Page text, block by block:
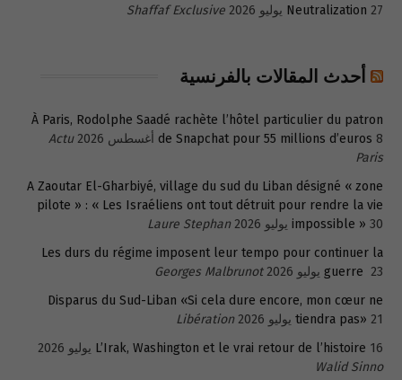
Neutralization 27 يوليو 2026 Shaffaf Exclusive
أحدث المقالات بالفرنسية
À Paris, Rodolphe Saadé rachète l’hôtel particulier du patron
de Snapchat pour 55 millions d’euros 8 أغسطس 2026
Actu
Paris
A Zaoutar El-Gharbiyé, village du sud du Liban désigné « zone
pilote » : « Les Israéliens ont tout détruit pour rendre la vie
impossible » 30 يوليو 2026
Laure Stephan
Les durs du régime imposent leur tempo pour continuer la
guerre 23 يوليو 2026
Georges Malbrunot
Disparus du Sud-Liban «Si cela dure encore, mon cœur ne
tiendra pas» 21 يوليو 2026
Libération
L’Irak, Washington et le vrai retour de l’histoire 16 يوليو 2026
Walid Sinno